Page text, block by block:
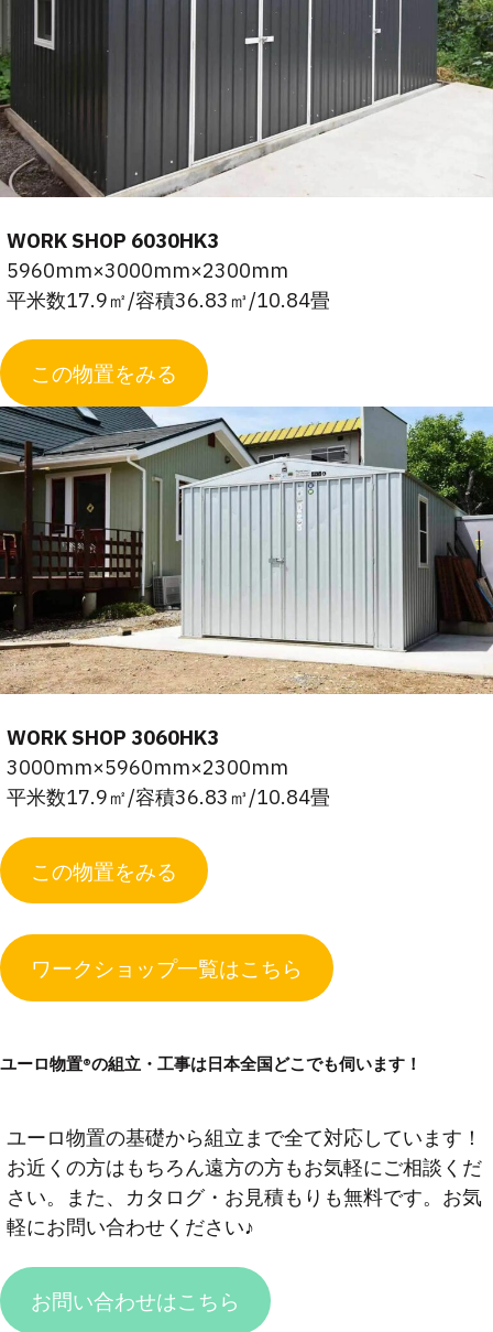
WORK SHOP 6030HK3
5960mm×3000mm×2300mm
平米数17.9㎡/容積36.83㎥/10.84畳
この物置をみる
WORK SHOP 3060HK3
3000mm×5960mm×2300mm
平米数17.9㎡/容積36.83㎥/10.84畳
この物置をみる
ワークショップ一覧はこちら
ユーロ物置®︎の組立・工事は日本全国どこでも伺います！
ユーロ物置の基礎から組立まで全て対応しています！
お近くの方はもちろん遠方の方もお気軽にご相談くだ
さい。また、カタログ・お見積もりも無料です。お気
軽にお問い合わせください♪
お問い合わせはこちら